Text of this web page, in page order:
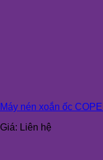
Máy nén xoắn ốc
Giá: Liên hệ